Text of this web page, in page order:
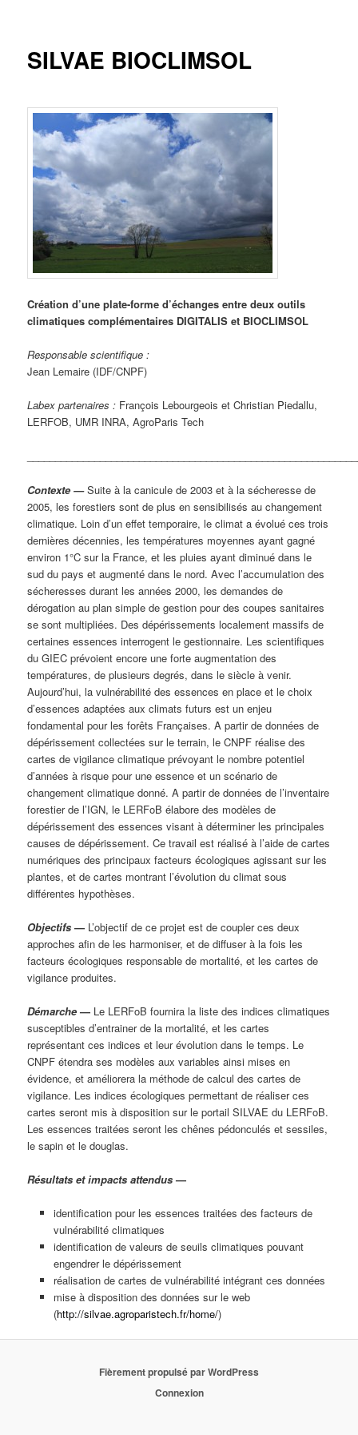
SILVAE BIOCLIMSOL
Création d’une plate-forme d’échanges entre deux outils
climatiques complémentaires DIGITALIS et BIOCLIMSOL
Responsable scientifique :
Jean Lemaire (IDF/CNPF)
Labex partenaires : François Lebourgeois et Christian Piedallu,
LERFOB, UMR INRA, AgroParis Tech
Contexte —Suite à la canicule de 2003 et à la sécheresse de
2005, les forestiers sont de plus en sensibilisés au changement
climatique. Loin d’un effet temporaire, le climat a évolué ces trois
dernières décennies, les températures moyennes ayant gagné
environ 1°C sur la France, et les pluies ayant diminué dans le
sud du pays et augmenté dans le nord. Avec l’accumulation des
sécheresses durant les années 2000, les demandes de
dérogation au plan simple de gestion pour des coupes sanitaires
se sont multipliées. Des dépérissements localement massifs de
certaines essences interrogent le gestionnaire. Les scientifiques
du GIEC prévoient encore une forte augmentation des
températures, de plusieurs degrés, dans le siècle à venir.
Aujourd’hui, la vulnérabilité des essences en place et le choix
d’essences adaptées aux climats futurs est un enjeu
fondamental pour les forêts Françaises. A partir de données de
dépérissement collectées sur le terrain, le CNPF réalise des
cartes de vigilance climatique prévoyant le nombre potentiel
d’années à risque pour une essence et un scénario de
changement climatique donné. A partir de données de l’inventaire
forestier de l’IGN, le LERFoB élabore des modèles de
dépérissement des essences visant à déterminer les principales
causes de dépérissement. Ce travail est réalisé à l’aide de cartes
numériques des principaux facteurs écologiques agissant sur les
plantes, et de cartes montrant l’évolution du climat sous
différentes hypothèses.
Objectifs — L’objectif de ce projet est de coupler ces deux
approches afin de les harmoniser, et de diffuser à la fois les
facteurs écologiques responsable de mortalité, et les cartes de
vigilance produites.
Démarche — Le LERFoB fournira la liste des indices climatiques
susceptibles d’entrainer de la mortalité, et les cartes
représentant ces indices et leur évolution dans le temps. Le
CNPF étendra ses modèles aux variables ainsi mises en
évidence, et améliorera la méthode de calcul des cartes de
vigilance. Les indices écologiques permettant de réaliser ces
cartes seront mis à disposition sur le portail SILVAE du LERFoB.
Les essences traitées seront les chênes pédonculés et sessiles,
le sapin et le douglas.
Résultats et impacts attendus —
identification pour les essences traitées des facteurs de
vulnérabilité climatiques
identification de valeurs de seuils climatiques pouvant
engendrer le dépérissement
réalisation de cartes de vulnérabilité intégrant ces données
mise à disposition des données sur le web
(http://silvae.agroparistech.fr/home/)
Fièrement propulsé par WordPress
Connexion